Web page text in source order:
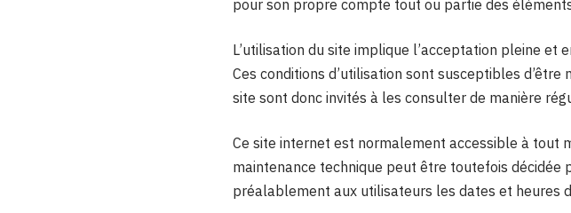
pour son propre compte tout ou partie des
L’utilisation du site implique l’acceptation pleine et
Ces conditions d’utilisation sont susceptibles
site sont donc invités à les consulter de manière
Ce site internet est normalement accessible à tout
maintenance technique peut être toutefois décidée
préalablement aux utilisateurs les dates et heures